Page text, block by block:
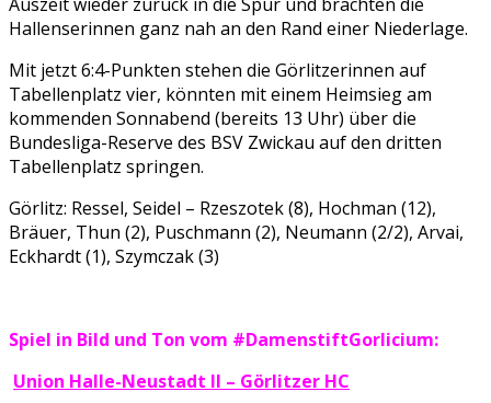
Hallenserinnen ganz nah an den Rand einer Niederlage.
Mit jetzt 6:4-Punkten stehen die Görlitzerinnen auf
Tabellenplatz vier, könnten mit einem Heimsieg am
kommenden Sonnabend (bereits 13 Uhr) über die
Bundesliga-Reserve des BSV Zwickau auf den dritten
Tabellenplatz springen.
Görlitz: Ressel, Seidel – Rzeszotek (8), Hochman (12),
Bräuer, Thun (2), Puschmann (2), Neumann (2/2), Arvai,
Eckhardt (1), Szymczak (3)
Spiel in Bild und Ton vom #DamenstiftGorlicium:
Union Halle-Neustadt II – Görlitzer HC